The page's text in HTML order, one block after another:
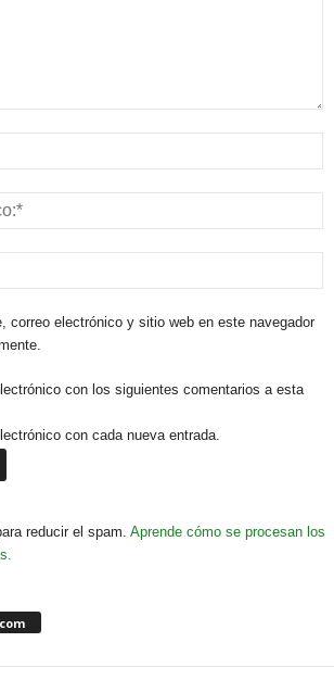
correo electrónico y sitio web en este navegador
con los siguientes comentarios a esta
con cada nueva entrada.
reducir el spam. Aprende cómo se procesan los